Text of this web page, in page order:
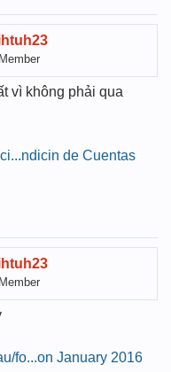
vì không phải qua
de Cuentas
fo...on January 2016